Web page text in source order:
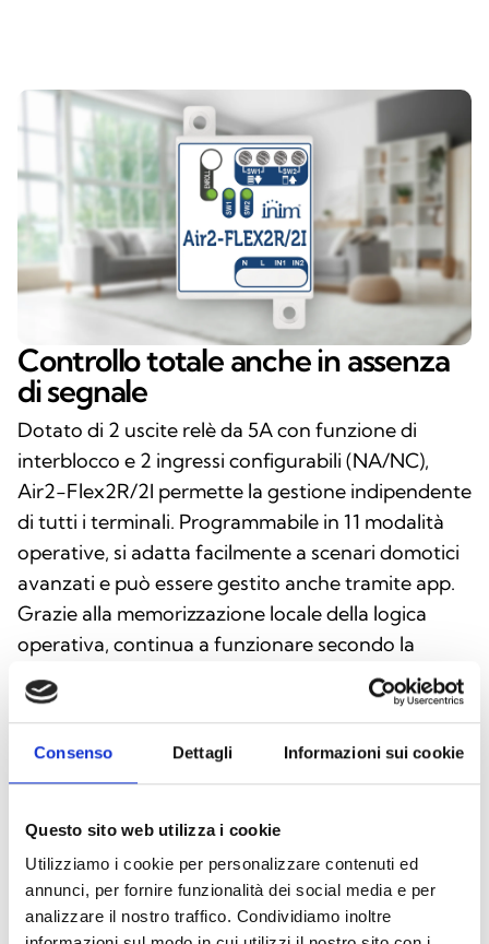
Consenso Dettagli Informazioni sui cookie
Questo sito web utilizza i cookie
Utilizziamo i cookie per personalizzare contenuti ed
annunci, per fornire funzionalità dei social media e per
analizzare il nostro traffico. Condividiamo inoltre
Controllo totale anche in assenza
di segnale
Dotato di 2 uscite relè da 5A con funzione di
interblocco e 2 ingressi configurabili (NA/NC),
Air2-Flex2R/2I permette la gestione indipendente
di tutti i terminali. Programmabile in 11 modalità
operative, si adatta facilmente a scenari domotici
avanzati e può essere gestito anche tramite app.
Grazie alla memorizzazione locale della logica
operativa, continua a funzionare secondo la
programmazione predefinita anche in caso di
perdita di comunicazione con la centrale. I LED di
monitoraggio delle uscite, rendendo l’intero
Questo prodotto è disponibile nelle seguenti